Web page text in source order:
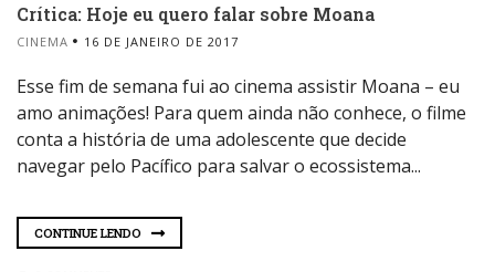
Crítica: Hoje eu quero falar sobre Moana
CINEMA 16 DE JANEIRO DE 2017
Esse fim de semana fui ao cinema assistir Moana – eu
amo animações! Para quem ainda não conhece, o filme
conta a história de uma adolescente que decide
navegar pelo Pacífico para salvar o ecossistema...
CONTINUE LENDO